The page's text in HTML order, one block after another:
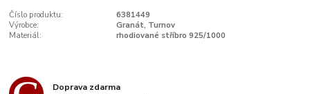
Číslo produktu:
6381449
Výrobce:
Granát, Turnov
Materiál:
rhodiované stříbro 925/1000
Doprava zdarma